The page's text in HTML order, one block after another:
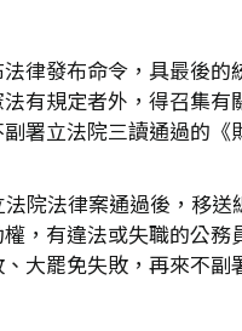
律發布命令，具最後
有規定者外，得召集
署立法院三讀通過的
院法律案通過後，移
，有違法或失職的公
大罷免失敗，再來不